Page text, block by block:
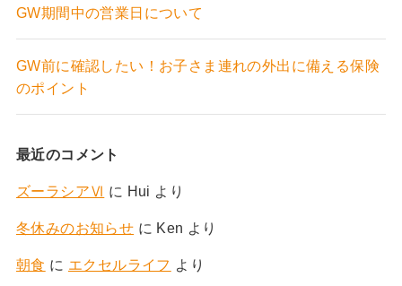
GW期間中の営業日について
GW前に確認したい！お子さま連れの外出に備える保険
のポイント
最近のコメント
ズーラシアⅥ に Hui より
冬休みのお知らせ に Ken より
朝食 に エクセルライフ より